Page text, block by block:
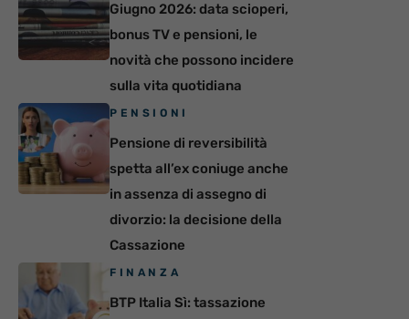
Giugno 2026: data scioperi,
bonus TV e pensioni, le
novità che possono incidere
sulla vita quotidiana
PENSIONI
Pensione di reversibilità
spetta all’ex coniuge anche
in assenza di assegno di
divorzio: la decisione della
Cassazione
FINANZA
BTP Italia Sì: tassazione